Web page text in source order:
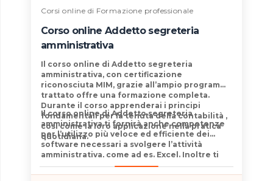
Corsi online di Formazione professionale
Corso online Addetto segreteria
amministrativa
Il corso online di Addetto segreteria
amministrativa, con certificazione
riconosciuta MIM, grazie all’ampio programma
trattato offre una formazione completa.
Durante il corso apprenderai i principi
fondamentali per la tenuta della contabilità ,
così come la loro applicazione nellapratica
quotidiana.
Ilcorso online di Addetto segreteria
amministrativati fornirà anche competenze
per l’utilizzo più veloce ed efficiente dei
software necessari a svolgere l’attività
amministrativa, come ad es. Excel. Inoltre ti
renderà uncomunicatore miglioregrazie alla
parte di formazione dedicata proprio a